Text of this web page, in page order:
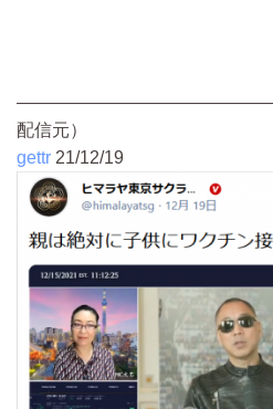
配信元）
gettr 21/12/19